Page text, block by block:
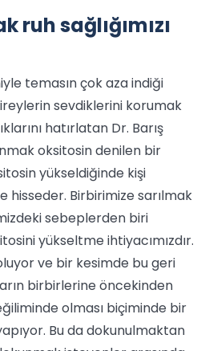
ruh sağlığımızı
temasın çok aza indiği
sevdiklerini korumak
hatırlatan Dr. Barış
oksitosin denilen bir
yükseldiğinde kişi
hisseder. Birbirimize sarılmak
sebeplerden biri
yükseltme ihtiyacımızdır.
ve bir kesimde bu geri
birbirlerine öncekinden
olması biçiminde bir
Bu da dokunulmaktan